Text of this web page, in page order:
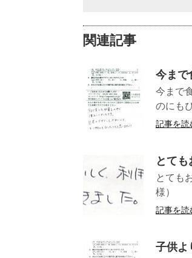
関連記事
今まで
今まで
のに
記事を読
とて
とて
様）
記事を読
子供よ